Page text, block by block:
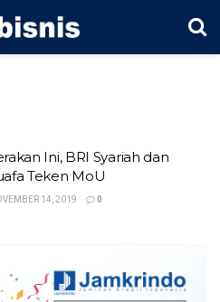
Ini, BRI Syariah dan
Teken MoU
14, 2019 0